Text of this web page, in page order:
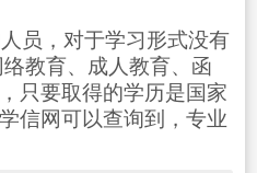
，对于学习形式没有
教育、成人教育、函
只要取得的学历是国家
信网可以查询到，专业